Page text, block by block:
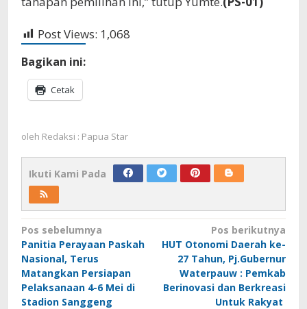
Post Views: 1,068
Bagikan ini:
Cetak
oleh Redaksi : Papua Star
Ikuti Kami Pada
Navigasi
pos
Pos sebelumnya
Panitia Perayaan Paskah
Nasional, Terus
Matangkan Persiapan
Pelaksanaan 4-6 Mei di
Stadion Sanggeng
Pos berikutnya
HUT Otonomi Daerah ke-
27 Tahun, Pj.Gubernur
Waterpauw : Pemkab
Berinovasi dan Berkreasi
Untuk Rakyat